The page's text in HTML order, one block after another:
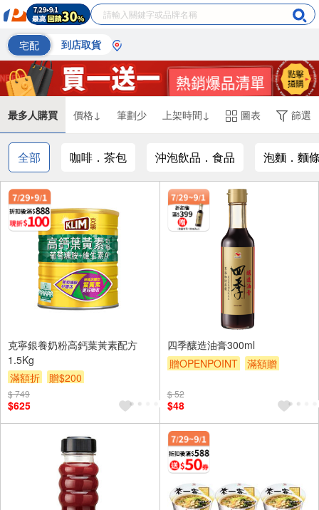
宅配 到店取貨
最多人購買 價格↓ 筆劃少 上架時間↓ 圖表 篩選
全部 咖啡．茶包 沖泡飲品．食品 泡麵．麵
克寧銀養奶粉高鈣葉黃素配方
1.5Kg
滿額折
贈$200
$ 749
$625
四季釀造油膏300ml
贈OPENPOINT
滿額贈
$ 52
$48